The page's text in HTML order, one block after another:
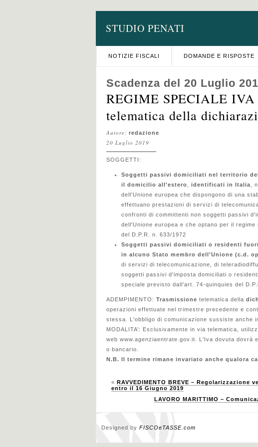
STUDIO PENATI
NOTIZIE FISCALI DOMANDE E RISPOSTE
Scadenza del 20 Luglio
REGIME SPECIALE IVA
telematica della
Autore: redazione
20 Luglio 2019
SOGGETTI:
Soggetti passivi domiciliati nel territorio
il domicilio all'estero
identificati in Italia ,
dell'Unione europea che dispongono di una
effettuano prestazioni di servizi di
confronti di committenti non soggetti passivi
dell'Unione europea e che optano per il
del D.P.R. n. 633/1972
Soggetti passivi domiciliati o residenti
in alcuno Stato membro dell'Unione (c.d.
di servizi di telecomunicazione, di
soggetti passivi d'imposta domiciliati o
speciale previsto dall'art. 74-quinquies del
ADEMPIMENTO: Trasmissione telematica della
operazioni effettuate nel trimestre precedente e
stessa. L'obbligo di comunicazione sussiste anche
MODALITA’: Esclusivamente in via telematica,
web www.agenziaentrate.gov.it. L'Iva dovuta
o bancario.
N.B. Il termine rimane invariato anche qualora
« RAVVEDIMENTO BREVE –
entro il 16 Giugno 2019
LAVORO MARITTIMO –
Designed by FISCOeTASSE.com